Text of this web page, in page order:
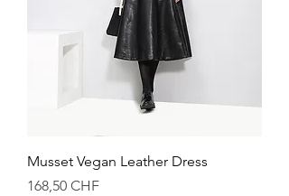
Musset Vegan Leather Dress
Preis
168,50 CHF